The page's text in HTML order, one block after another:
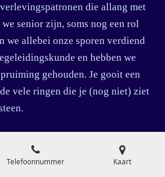
die allang met
senior zijn, soms nog een rol
we allebei onze sporen verdiend
en hebben we
gehouden. Je gooit een
vele ringen die je (nog niet) ziet
relatie
Telefoonnummer Kaart